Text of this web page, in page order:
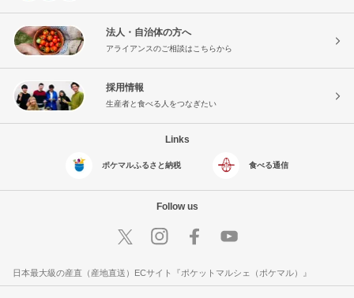
法人・自治体の方へ
アライアンスのご相談はこちらから
採用情報
生産者と食べる人をつなぎたい
Links
ポケマルふるさと納税 食べる通信
Follow us
日本最大級の産直（産地直送）ECサイト『ポケットマルシェ（ポケマル）』